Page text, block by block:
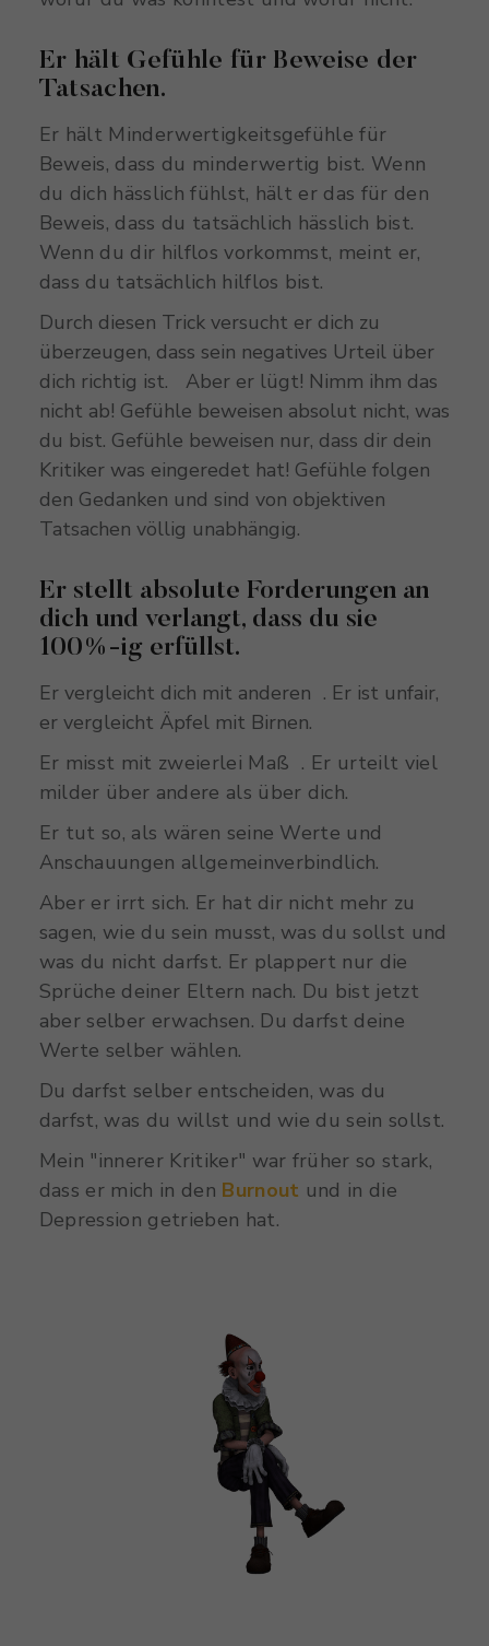
Er hält Gefühle für Beweise der
Tatsachen.
Er hält Minderwertigkeitsgefühle für
Beweis, dass du minderwertig bist. Wenn
du dich hässlich fühlst, hält er das für den
Beweis, dass du tatsächlich hässlich bist.
Wenn du dir hilflos vorkommst, meint er,
dass du tatsächlich hilflos bist.
Durch diesen Trick versucht er dich zu
überzeugen, dass sein negatives Urteil über
dich richtig ist. Aber er lügt! Nimm ihm das
nicht ab! Gefühle beweisen absolut nicht, was
du bist. Gefühle beweisen nur, dass dir dein
Kritiker was eingeredet hat! Gefühle folgen
den Gedanken und sind von objektiven
Tatsachen völlig unabhängig.
Er stellt absolute Forderungen an
dich und verlangt, dass du sie
100%-ig erfüllst.
Er vergleicht dich mit anderen . Er ist unfair,
er vergleicht Äpfel mit Birnen.
Er misst mit zweierlei Maß . Er urteilt viel
milder über andere als über dich.
Er tut so, als wären seine Werte und
Anschauungen allgemeinverbindlich.
Aber er irrt sich. Er hat dir nicht mehr zu
sagen, wie du sein musst, was du sollst und
was du nicht darfst. Er plappert nur die
Sprüche deiner Eltern nach. Du bist jetzt
aber selber erwachsen. Du darfst deine
Werte selber wählen.
Du darfst selber entscheiden, was du
darfst, was du willst und wie du sein sollst.
Mein "innerer Kritiker" war früher so stark,
dass er mich in den Burnout und in die
Depression getrieben hat.